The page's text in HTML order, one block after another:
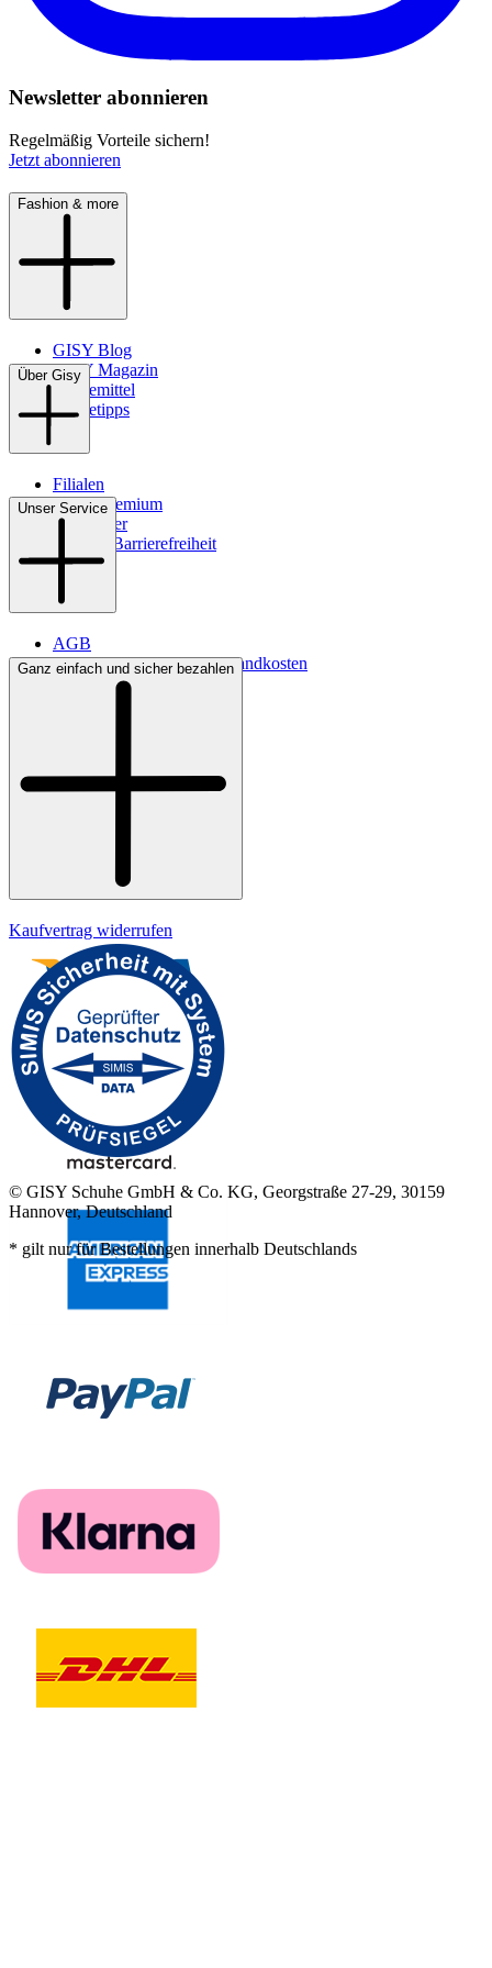
Newsletter abonnieren
Regelmäßig Vorteile sichern!
Jetzt abonnieren
Fashion & more
GISY Blog
GISY Magazin
Pflegemittel
Pflegetipps
Über Gisy
Filialen
WMS-Premium
Newsletter
Digitale Barrierefreiheit
Unser Service
AGB
Lieferbedingungen & Versandkosten
Bezahlung
Ganz einfach und sicher bezahlen
Kaufvertrag widerrufen
© GISY Schuhe GmbH & Co. KG, Georgstraße 27-29, 30159
Hannover, Deutschland
* gilt nur für Bestellungen innerhalb Deutschlands